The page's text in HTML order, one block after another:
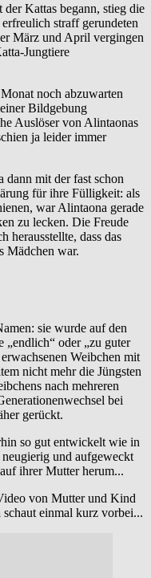
Kattas begann, stieg die
straff gerundeten
März und April vergingen
Jungtiere
noch abzuwarten
Bildgebung
Auslöser von Alintaonas
ja leider immer
dann mit der fast schon
für ihre Fülligkeit: als
war Alintaona gerade
zu lecken. Die Freude
herausstellte, dass das
Mädchen war.
sie wurde auf den
„endlich“ oder „zu guter
Weibchen mit
nicht mehr die Jüngsten
nach mehreren
bei
gerückt.
so gut entwickelt wie in
und aufgeweckt
ihrer Mutter herum...
von Mutter und Kind
einmal kurz vorbei...